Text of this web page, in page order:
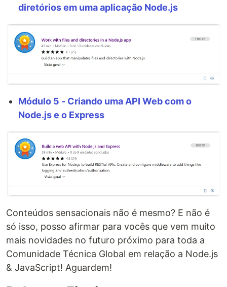
diretórios em uma aplicação Node.js
Módulo 5 - Criando uma API Web com o
Node.js e o Express
Conteúdos sensacionais não é mesmo? E não é
só isso, posso afirmar para vocês que vem muito
mais novidades no futuro próximo para toda a
Comunidade Técnica Global em relação a Node.js
& JavaScript! Aguardem!